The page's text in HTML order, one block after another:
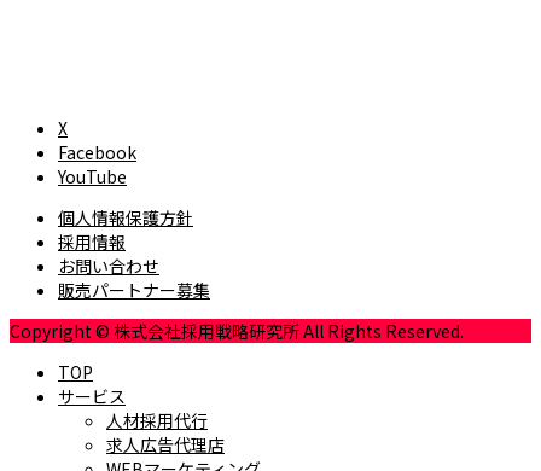
X
Facebook
YouTube
個人情報保護方針
採用情報
お問い合わせ
販売パートナー募集
Copyright © 株式会社採用戦略研究所 All Rights Reserved.
TOP
サービス
人材採用代行
求人広告代理店